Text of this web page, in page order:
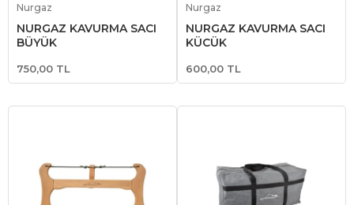
Nurgaz
NURGAZ KAVURMA SACI
BÜYÜK
750,00 TL
Nurgaz
NURGAZ KAVURMA SACI
KÜÇÜK
600,00 TL